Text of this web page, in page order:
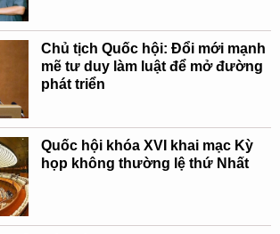
Chủ tịch Quốc hội: Đổi mới mạnh
mẽ tư duy làm luật để mở đường
phát triển
Quốc hội khóa XVI khai mạc Kỳ
họp không thường lệ thứ Nhất